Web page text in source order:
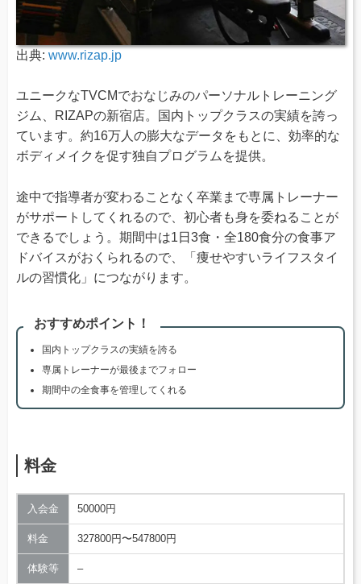
出典: www.rizap.jp
ユニークなTVCMでおなじみのパーソナルトレーニング
ジム、RIZAPの新宿店。国内トップクラスの実績を誇っ
ています。約16万人の膨大なデータをもとに、効率的な
ボディメイクを促す独自プログラムを提供。
途中で指導者が変わることなく卒業まで専属トレーナー
がサポートしてくれるので、初心者も身を委ねることが
できるでしょう。期間中は1日3食・全180食分の食事ア
ドバイスがおくられるので、「痩せやすいライフスタイ
ルの習慣化」につながります。
おすすめポイント！
国内トップクラスの実績を誇る
専属トレーナーが最後までフォロー
期間中の全食事を管理してくれる
料金
入会金 50000円
料金 327800円〜547800円
体験等 –